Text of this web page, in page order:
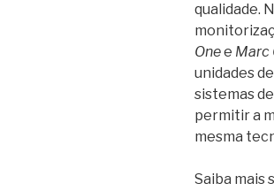
qualidade.
Onee Marc
unidades
sistemas
permitir a
mesma
Saiba mais